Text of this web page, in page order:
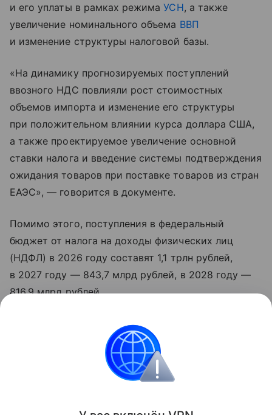
и его уплаты в рамках режимаУСН, а также
увеличение номинального объема ВВП
и изменение структуры налоговой базы.
«На динамику прогнозируемых поступлений
ввозного НДС повлияли рост стоимостных
объемов импорта и изменение его структуры
при положительном влиянии курса доллара США,
а также проектируемое увеличение основной
ставки налога и введение системы подтверждения
ожидания товаров при поставке товаров из стран
ЕАЭС», — говорится в документе.
Помимо этого, поступления в федеральный
бюджет от налога на доходы физических лиц
(НДФЛ) в 2026 году составят 1,1 трлн рублей,
в 2027 году — 843,7 млрд рублей, в 2028 году —
816,9 млрд рублей.
База данных: виды и принцип работы
В статье мы расскажем о базах данных (БД) и
программах, которые ими управляют.